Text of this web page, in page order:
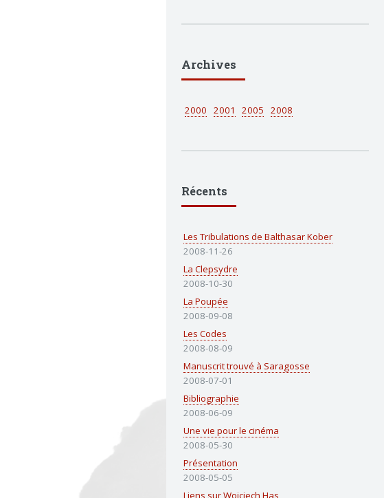
Archives
2000 2001 2005 2008
Récents
Les Tribulations de Balthasar Kober
2008-11-26
La Clepsydre
2008-10-30
La Poupée
2008-09-08
Les Codes
2008-08-09
Manuscrit trouvé à Saragosse
2008-07-01
Bibliographie
2008-06-09
Une vie pour le cinéma
2008-05-30
Présentation
2008-05-05
Liens sur Wojciech Has